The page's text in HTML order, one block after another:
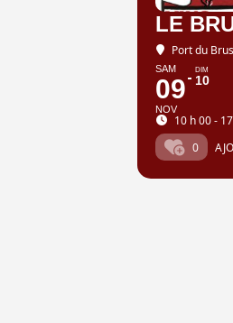
LE
Port du
SAM
09
NOV
DIM
10
10 h 00 -
0